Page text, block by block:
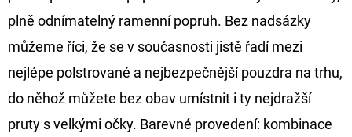
plně odnímatelný ramenní popruh. Bez nadsázky
můžeme říci, že se v současnosti jistě řadí mezi
nejlépe polstrované a nejbezpečnější pouzdra na trhu,
do něhož můžete bez obav umístnit i ty nejdražší
pruty s velkými očky. Barevné provedení: kombinace